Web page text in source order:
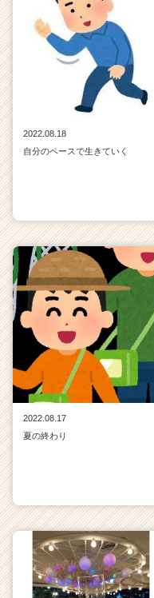
2022.08.18
自分のペースで生きていく
2022.08.17
夏の終わり